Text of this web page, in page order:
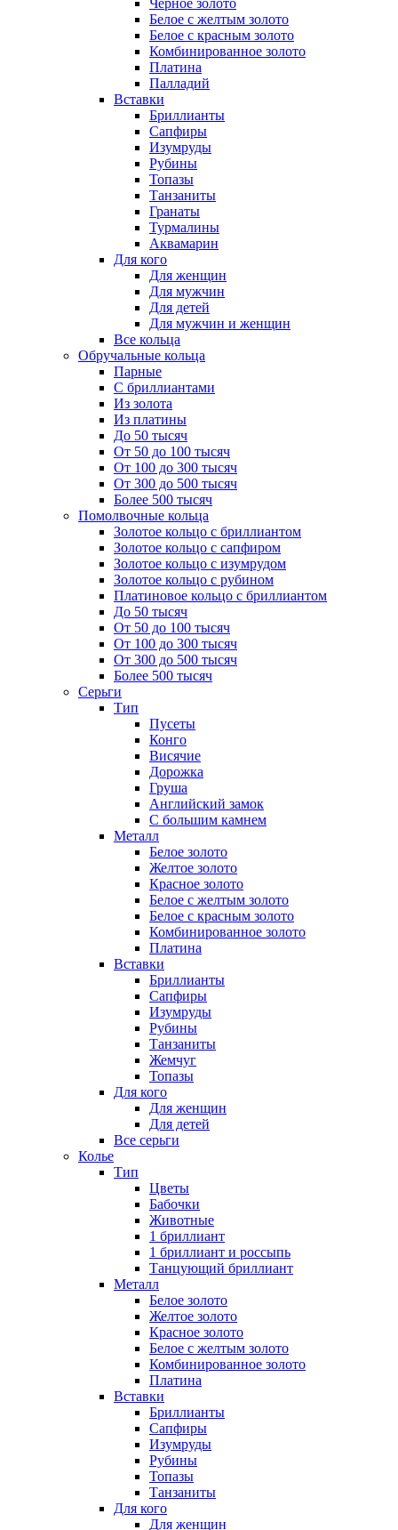
Черное золото
Белое с желтым золото
Белое с красным золото
Комбинированное золото
Платина
Палладий
Вставки
Бриллианты
Сапфиры
Изумруды
Рубины
Топазы
Танзаниты
Гранаты
Турмалины
Аквамарин
Для кого
Для женщин
Для мужчин
Для детей
Для мужчин и женщин
Все кольца
Обручальные кольца
Парные
С бриллиантами
Из золота
Из платины
До 50 тысяч
От 50 до 100 тысяч
От 100 до 300 тысяч
От 300 до 500 тысяч
Более 500 тысяч
Помолвочные кольца
Золотое кольцо с бриллиантом
Золотое кольцо с сапфиром
Золотое кольцо с изумрудом
Золотое кольцо с рубином
Платиновое кольцо с бриллиантом
До 50 тысяч
От 50 до 100 тысяч
От 100 до 300 тысяч
От 300 до 500 тысяч
Более 500 тысяч
Серьги
Тип
Пусеты
Конго
Висячие
Дорожка
Груша
Английский замок
С большим камнем
Металл
Белое золото
Желтое золото
Красное золото
Белое с желтым золото
Белое с красным золото
Комбинированное золото
Платина
Вставки
Бриллианты
Сапфиры
Изумруды
Рубины
Танзаниты
Жемчуг
Топазы
Для кого
Для женщин
Для детей
Все серьги
Колье
Тип
Цветы
Бабочки
Животные
1 бриллиант
1 бриллиант и россыпь
Танцующий бриллиант
Металл
Белое золото
Желтое золото
Красное золото
Белое с желтым золото
Комбинированное золото
Платина
Вставки
Бриллианты
Сапфиры
Изумруды
Рубины
Топазы
Танзаниты
Для кого
Для женщин